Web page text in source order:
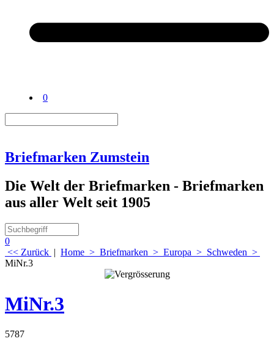
0
Briefmarken Zumstein
Die Welt der Briefmarken - Briefmarken
aus aller Welt seit 1905
0
<< Zurück | Home > Briefmarken > Europa > Schweden >
MiNr.3
MiNr.3
5787